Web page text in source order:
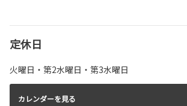
定休日
火曜日・第2水曜日・第3水曜日
カレンダーを見る